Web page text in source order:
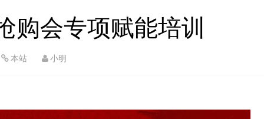
购会专项赋能培训
本站 小明